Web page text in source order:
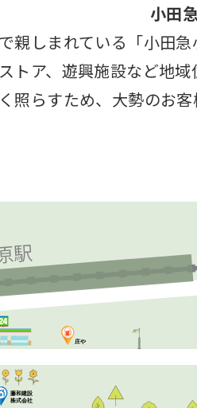
小田
親しまれている「小田
トア、遊興施設など地
照らすため、大勢のお客
庄や
藤和建設
株式会社